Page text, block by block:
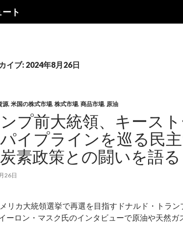
ト
イブ: 2024年8月26日
源, 米国の株式市場, 株式市場, 商品市場, 原油
ンプ前大統領、キース
イプラインを巡る民
素政策との闘いを語る
26日
リカ大統領選挙で再選を目指すドナルド・トラン
ーロン・マスク氏のインタビューで原油や天然ガ